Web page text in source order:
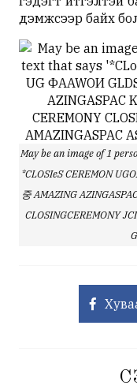
дэмжсээр байх
May be an image of 1
*CLOSIeS CEREMON
중 AMAZING
CLOSINGCEREMONY